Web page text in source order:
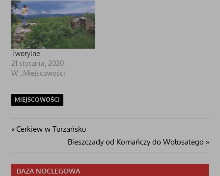
Tworylne
21 stycznia, 2020
W „Miejscowości"
MIEJSCOWOŚCI
Nawigacja
Poprzedni
Cerkiew w Turzańsku
Następny
Bieszczady od Komańczy do Wołosatego
BAZA NOCLEGOWA